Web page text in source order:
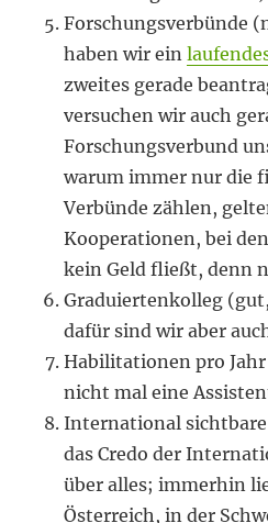
Forschungsverbünde
haben wir ein
zweites gerade
versuchen wir auch
Forschungsverbund
warum immer nur die
Verbünde zählen,
Kooperationen, bei
kein Geld fließt, denn
Graduiertenkolleg
dafür sind wir aber
Habilitationen pro
nicht mal eine
International
das Credo der
über alles; immerhin
Österreich, in der